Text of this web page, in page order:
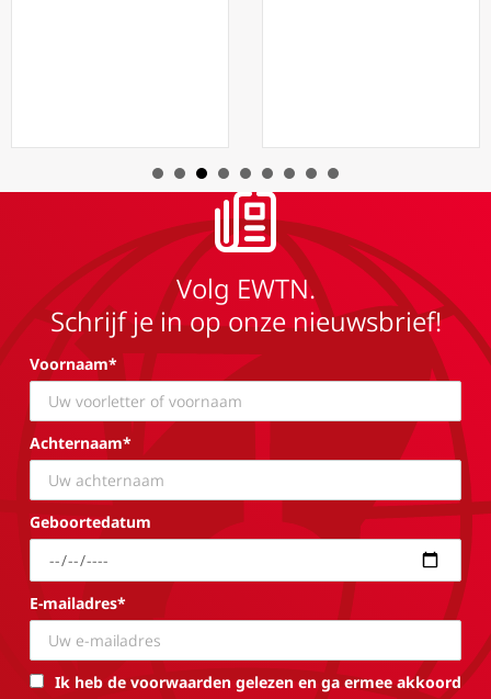
Volg EWTN.
Schrijf je in op onze nieuwsbrief!
Voornaam*
Achternaam*
Geboortedatum
E-mailadres*
Ik heb de voorwaarden gelezen en ga ermee akkoord